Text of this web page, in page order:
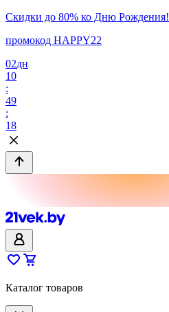
Скидки до 80% ко Дню Рождения!
промокод HAPPY22
02дн
10
:
49
:
18
Каталог товаров